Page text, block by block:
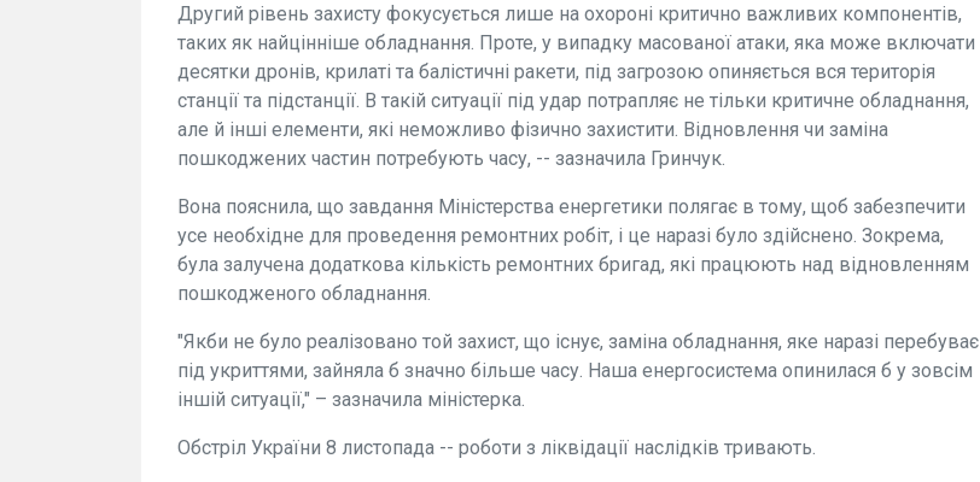
Другий рівень захисту фокусується лише на охороні критично важливих компонентів,
таких як найцінніше обладнання. Проте, у випадку масованої атаки, яка може включати
десятки дронів, крилаті та балістичні ракети, під загрозою опиняється вся територія
станції та підстанції. В такій ситуації під удар потрапляє не тільки критичне обладнання,
але й інші елементи, які неможливо фізично захистити. Відновлення чи заміна
пошкоджених частин потребують часу, -- зазначила Гринчук.
Вона пояснила, що завдання Міністерства енергетики полягає в тому, щоб забезпечити
усе необхідне для проведення ремонтних робіт, і це наразі було здійснено. Зокрема,
була залучена додаткова кількість ремонтних бригад, які працюють над відновленням
пошкодженого обладнання.
"Якби не було реалізовано той захист, що існує, заміна обладнання, яке наразі перебуває
під укриттями, зайняла б значно більше часу. Наша енергосистема опинилася б у зовсім
іншій ситуації," – зазначила міністерка.
Обстріл України 8 листопада -- роботи з ліквідації наслідків тривають.